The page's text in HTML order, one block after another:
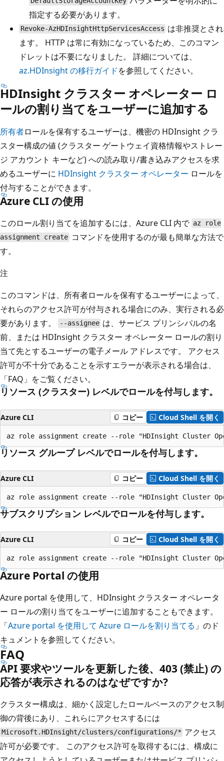
指定する必要があります。
Revoke-AzHDInsightHttpServicesAccess は非推奨とされ
ます。 HTTP は常に有効になっているため、このコマン
ドレットは不要になりました。 詳細については、
az.HDInsight の移行ガイドを参照してください。
HDInsight クラスター オペレーター ロ
ールの割り当てをユーザーに追加する
所有者ロールを保有するユーザーは、機密の HDInsight クラ
スター構成の値 (クラスター ゲートウェイ資格情報やストレー
ジ アカウント キーなど) への読み取り/書き込みアクセスを求
めるユーザーに HDInsight クラスター オペレーター ロールを
付与することができます。
Azure CLI の使用
このロール割り当てを追加するには、Azure CLI 内で az role
assignment create コマンドを使用するのが最も簡単な方法で
す。
注
このコマンドは、所有者ロールを保有するユーザーによって、
それらのアクセス許可が付与される場合にのみ、実行される必
要があります。
--assignee は、サービス プリンシパルの名
前、または HDInsight クラスター オペレーター ロールの割り
当て先とするユーザーの電子メール アドレスです。 アクセス
許可が不十分であることを示すエラーが表示される場合は、
「FAQ」をご覧ください。
リソース (クラスター) レベルでロールを付与します。
Azure CLI コピー Cloud Shell を開く
リソース グループ レベルでロールを付与します。
Azure CLI コピー Cloud Shell を開く
サブスクリプション レベルでロールを付与します。
Azure CLI コピー Cloud Shell を開く
Azure Portal の使用
Azure portal を使用して、HDInsight クラスター オペレータ
ー ロールの割り当てをユーザーに追加することもできます。
「Azure portal を使用して Azure ロールを割り当てる 」のド
キュメントを参照してください。
FAQ
API 要求やツールを更新した後、403 (禁止) の
応答が表示されるのはなぜですか?
クラスター構成は、細かく設定したロールベースのアクセス制
御の背後にあり、これらにアクセスするには
Microsoft.HDInsight/clusters/configurations/* アクセス
許可が必要です。 このアクセス許可を取得するには、構成に